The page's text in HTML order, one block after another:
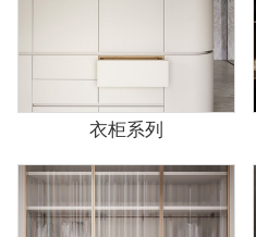
衣柜系列